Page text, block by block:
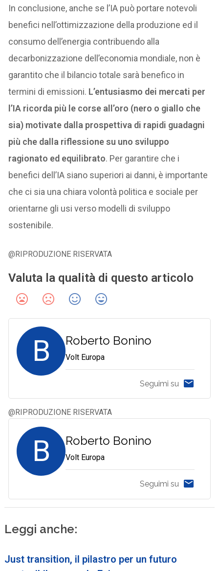
In conclusione, anche se l’IA può portare notevoli
benefici nell’ottimizzazione della produzione ed il
consumo dell’energia contribuendo alla
decarbonizzazione dell’economia mondiale, non è
garantito che il bilancio totale sarà benefico in
termini di emissioni. L’entusiasmo dei mercati per
l’IA ricorda più le corse all’oro (nero o giallo che
sia) motivate dalla prospettiva di rapidi guadagni
più che dalla riflessione su uno sviluppo
ragionato ed equilibrato. Per garantire che i
benefici dell’IA siano superiori ai danni, è importante
che ci sia una chiara volontà politica e sociale per
orientarne gli usi verso modelli di sviluppo
sostenibile.
@RIPRODUZIONE RISERVATA
Valuta la qualità di questo articolo
B Roberto Bonino
Volt Europa
Seguimi su
@RIPRODUZIONE RISERVATA
B Roberto Bonino
Volt Europa
Seguimi su
Leggi anche:
Just transition, il pilastro per un futuro